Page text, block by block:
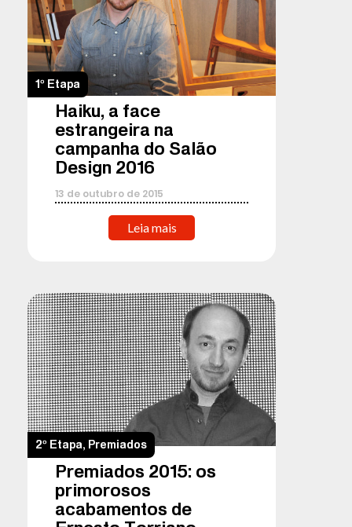
1º Etapa
Haiku, a face
estrangeira na
campanha do Salão
Design 2016
13 de outubro de 2015
Leia mais
2º Etapa, Premiados
Premiados 2015: os
primorosos
acabamentos de